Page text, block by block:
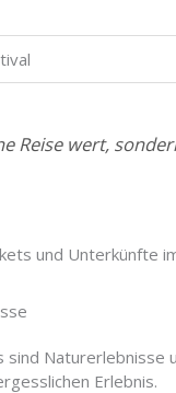
Reise wert,
und Unterkünfte
sind
Erlebnis.